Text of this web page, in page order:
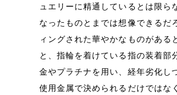
ュエリーに精通しているとは限
なったものとまでは想像できるだ
ィングされた華やかなものがあ
と、指輪を着けている指の装着部
金やプラチナを用い、経年劣化し
使用金属で決められるだけではな